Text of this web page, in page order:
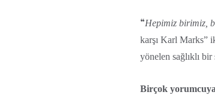
“Hepimiz birimiz,
karşı Karl Marks”
yönelen sağlıklı
Birçok